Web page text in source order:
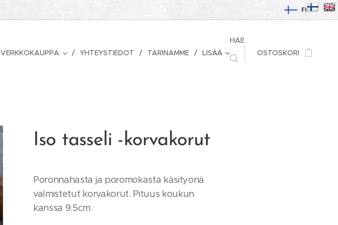
FI
VERKKOKAUPPA YHTEYSTIEDOT TARINAMME LISÄÄ
HAE
OSTOSKORI
Iso tasseli -korvakorut
Poronnahasta ja poromokasta käsityönä
valmistetut korvakorut. Pituus koukun
kanssa 9.5cm.